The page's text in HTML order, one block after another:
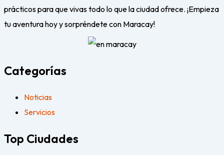
prácticos para que vivas todo lo que la ciudad ofrece. ¡Empieza
tu aventura hoy y sorpréndete con Maracay!
Categorías
Noticias
Servicios
Top Ciudades